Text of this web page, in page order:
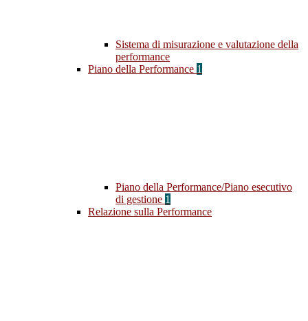
Sistema di misurazione e valutazione della
performance
Piano della Performance 1
Piano della Performance/Piano esecutivo
di gestione 1
Relazione sulla Performance